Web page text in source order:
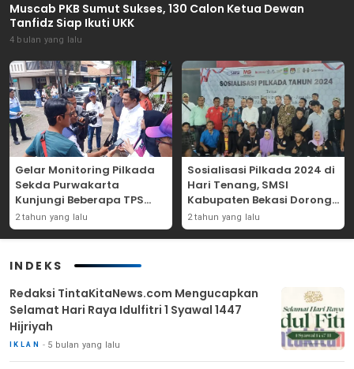
Muscab PKB Sumut Sukses, 130 Calon Ketua Dewan
Tanfidz Siap Ikuti UKK
4 bulan yang lalu
Gelar Monitoring Pilkada
Sekda Purwakarta
Kunjungi Beberapa TPS
Yang Ada Di Purwakarta
2 tahun yang lalu
Sosialisasi Pilkada 2024 di
Hari Tenang, SMSI
Kabupaten Bekasi Dorong
Angka Partisipasi
Masyarakat
2 tahun yang lalu
INDEKS
Redaksi TintaKitaNews.com Mengucapkan
Selamat Hari Raya Idulfitri 1 Syawal 1447
Hijriyah
IKLAN 5 bulan yang lalu